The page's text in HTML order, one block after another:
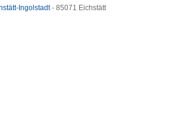
Ingolstadt- 85071 Eichstätt